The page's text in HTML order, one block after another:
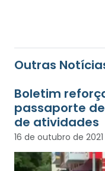
Outras
Boletim
passaporte
de atividades
16 de outubro de 2021